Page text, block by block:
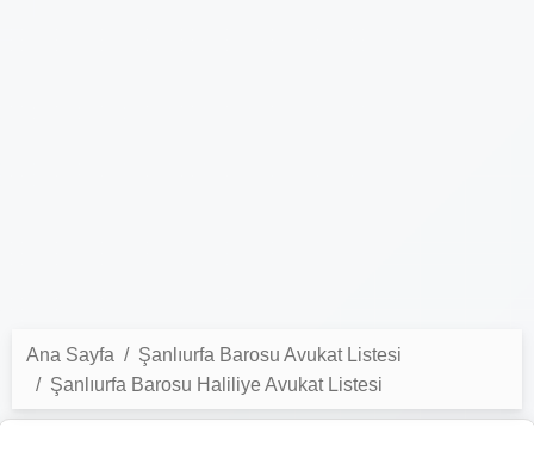
Ana Sayfa
Şanlıurfa Barosu Avukat Listesi
Şanlıurfa Barosu Haliliye Avukat Listesi